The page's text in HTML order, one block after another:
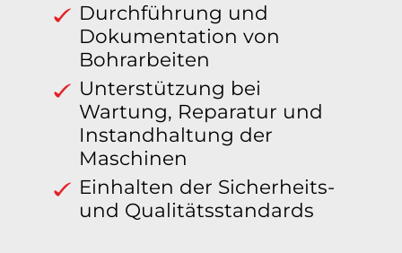
Durchführung und
Dokumentation von
Bohrarbeiten
Unterstützung bei
Wartung, Reparatur und
Instandhaltung der
Maschinen
Einhalten der Sicherheits-
und Qualitätsstandards